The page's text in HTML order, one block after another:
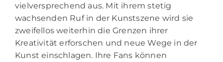
vielversprechend aus. Mit ihrem stetig
wachsenden Ruf in der Kunstszene wird sie
zweifellos weiterhin die Grenzen ihrer
Kreativität erforschen und neue Wege in der
Kunst einschlagen. Ihre Fans können